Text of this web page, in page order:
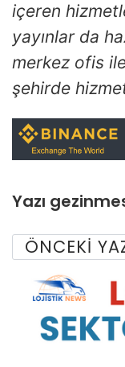
içeren
yayınlar da
merkez ofis
şehirde
Yazı
ÖNCEKI